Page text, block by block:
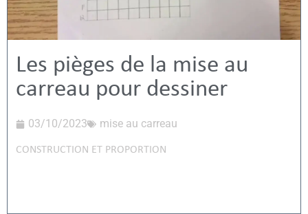
Les pièges de la mise au
carreau pour dessiner
03/10/2023 mise au carreau
CONSTRUCTION ET PROPORTION